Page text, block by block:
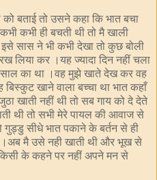
बताई तो उसने कहा कि भात बचा
कभी ही बचती थी तो मै खाली
सास ने भी कभी देखा तो कुछ बोली
लिया कर ।यह ज्यादा दिन नहीं चला
का था ।वह मुझे खाते देख कर वह
खाने वाला बच्चा था भात कहाँ
खाती नहीं थी तो सब गाय को दे देते
थी तो सभी मेरे पायल की आवाज से
सीधे भात पकाने के बर्तन से ही
मै उसे नही खाती थी और भूख से
के कहने पर नहीं अपने मन से